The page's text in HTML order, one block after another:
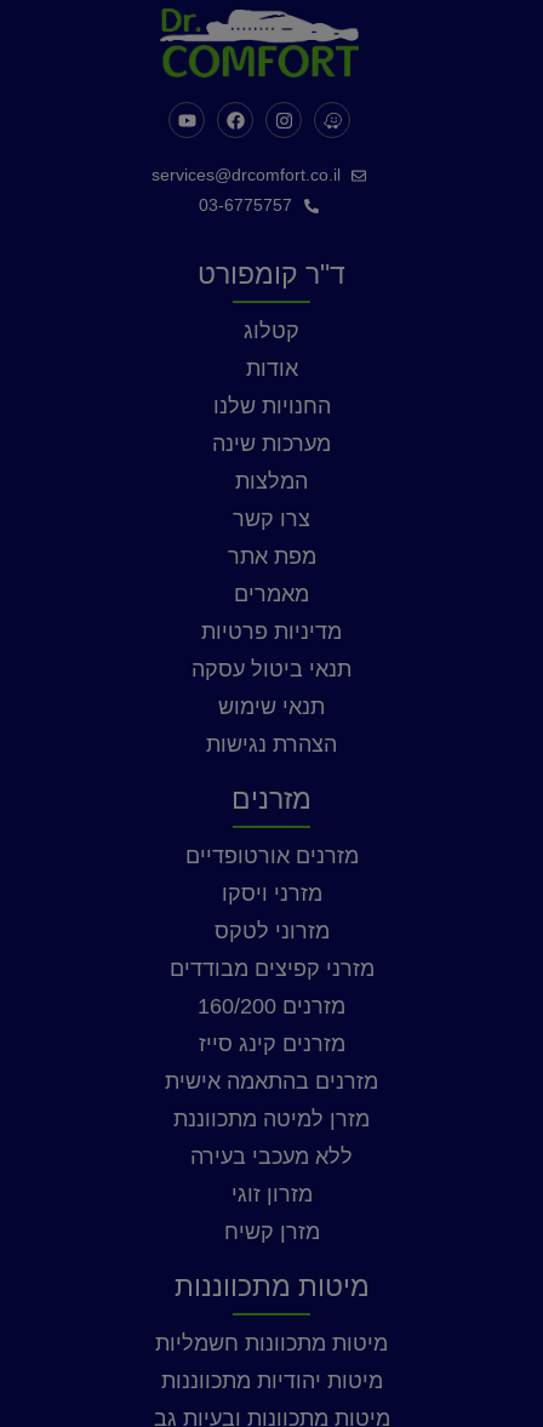
services@drcomfort.co.il
03-6775757
ד"ר קומפורט
קטלוג
אודות
החנויות שלנו
מערכות שינה
המלצות
צרו קשר
מפת אתר
מאמרים
מדיניות פרטיות
תנאי ביטול עסקה
תנאי שימוש
הצהרת נגישות
מזרנים
מזרנים אורטופדיים
מזרני ויסקו
מזרוני לטקס
מזרני קפיצים מבודדים
מזרנים 160/200
מזרנים קינג סייז
מזרנים בהתאמה אישית
מזרן למיטה מתכווננת
ללא מעכבי בעירה
מזרון זוגי
מזרן קשיח
מיטות מתכווננות
מיטות מתכוונות חשמליות
מיטות יהודיות מתכווננות
מיטות מתכוונות ובעיות גב